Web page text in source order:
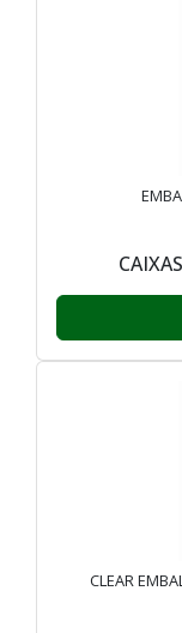
CLEAR